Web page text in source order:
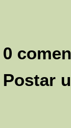
0
Postar